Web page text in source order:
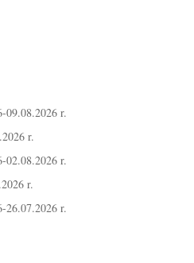
09.08.2026 r.
r.
02.08.2026 r.
r.
26.07.2026 r.